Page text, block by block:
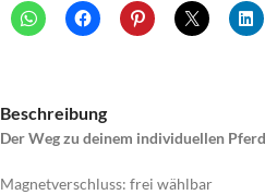
Beschreibung
Der Weg zu deinem individuellen
Magnetverschluss: frei wählbar